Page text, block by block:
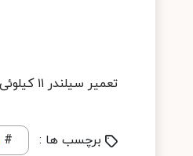
تعمیر سیلندر ۱۱ کیلوئی ـ تولید سیلندرهای ۲ و ۱۱ و ۵۰ کیلوئی ـ تولید مخازن ۳۰۰ الی ۳۰۰۰ گالنی
برچسب ها : #